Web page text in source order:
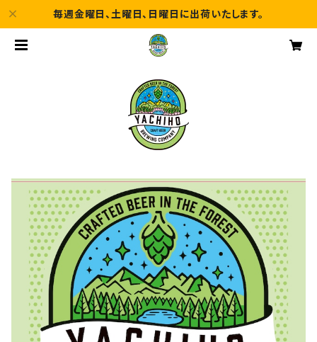
毎週金曜日、土曜日、日曜日に出荷いたします。